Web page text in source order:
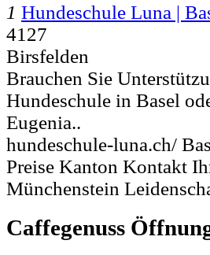
1 Hundeschule Luna |
4127
Birsfelden
Brauchen Sie
Hundeschule in Basel
Eugenia..
hundeschule-luna.ch/
Preise Kanton Kontakt
Münchenstein
Caffegenuss